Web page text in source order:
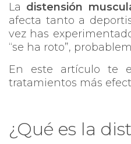
La distensión
afecta tanto a
vez has
“se ha roto”,
En este artículo te
tratamientos más
¿Qué es la